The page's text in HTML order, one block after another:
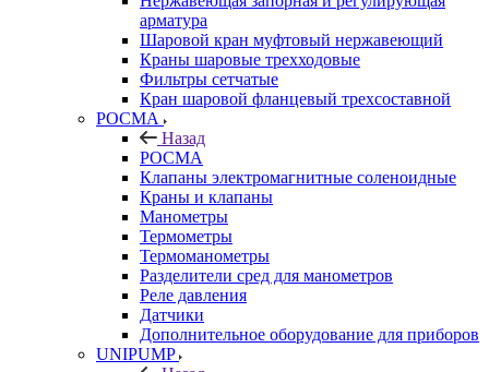
арматура
Шаровой кран муфтовый нержавеющий
Краны шаровые трехходовые
Фильтры сетчатые
Кран шаровой фланцевый трехсоставной
РОСМА
Назад
РОСМА
Клапаны электромагнитные соленоидные
Краны и клапаны
Манометры
Термометры
Термоманометры
Разделители сред для манометров
Реле давления
Датчики
Дополнительное оборудование для приборов
UNIPUMP